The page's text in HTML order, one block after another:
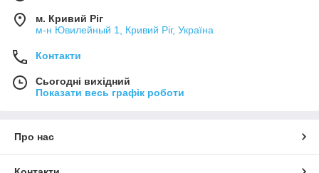
м. Кривий Ріг
м-н Ювилейный 1, Кривий Ріг, Україна
Контакти
Сьогодні вихідний
Показати весь графік роботи
Про нас